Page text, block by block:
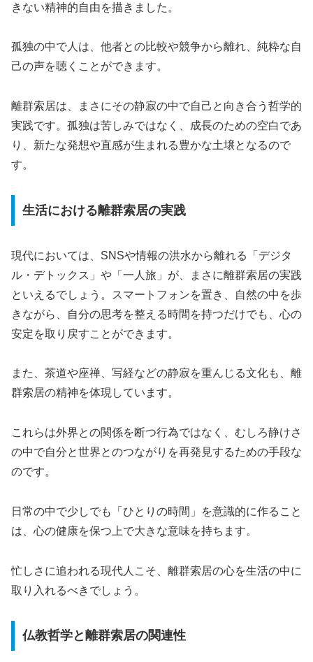
きない精神的自由を描きました。
孤独の中で人は、他者との比較や競争から離れ、純粋な自
己の声を聴くことができます。
離群索居は、まさにその静寂の中で自己と向き合う哲学的
実践です。孤独は苦しみではなく、成長のための空白であ
り、新たな発想や直感が生まれる豊かな土壌となるので
す。
生活における離群索居の実践
現代においては、SNSや情報の洪水から離れる「デジタ
ル・デトックス」や「一人旅」が、まさに離群索居の実践
といえるでしょう。スマートフォンを置き、自然の中を歩
きながら、自分の思考を整える時間を持つだけでも、心の
安定を取り戻すことができます。
また、茶道や座禅、写経などの静寂を重んじる文化も、離
群索居の精神を体現しています。
これらは外界との関係を断つ行為ではなく、むしろ静けさ
の中で自分と世界とのつながりを再発見するための手段な
のです。
日常の中で少しでも「ひとりの時間」を意識的に作ること
は、心の健康を保つ上で大きな意味を持ちます。
忙しさに追われる現代人こそ、離群索居の心を生活の中に
取り入れるべきでしょう。
仏教哲学と離群索居の関連性